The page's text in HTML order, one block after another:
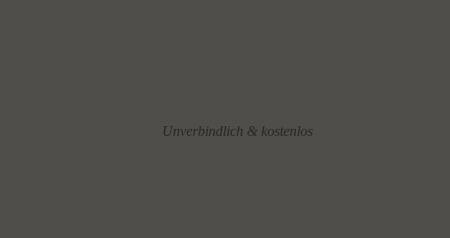
Unverbindlich & kostenlos